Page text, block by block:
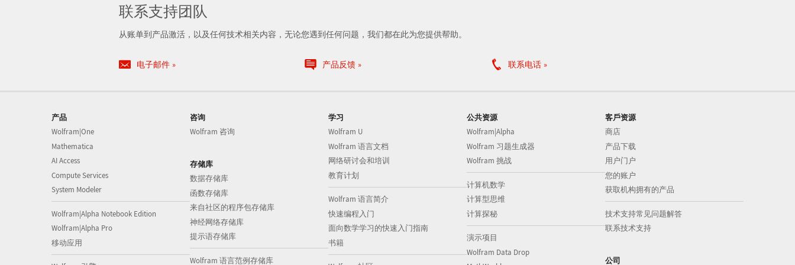
联系支持团队
从账单到产品激活，以及任何技术相关内容，无论您遇到任何问题，我们都在此为您提供帮助。
电子邮件 产品反馈 联系电话
产品
Wolfram|One
Mathematica
AI Access
Compute Services
System Modeler
Wolfram|Alpha Notebook Edition
Wolfram|Alpha Pro
移动应用
咨询
Wolfram 咨询
存储库
数据存储库
函数存储库
来自社区的程序包存储库
神经网络存储库
提示语存储库
Wolfram 语言范例存储库
学习
Wolfram U
Wolfram 语言文档
网络研讨会和培训
教育计划
Wolfram 语言简介
快速编程入门
面向数学学习的快速入门指南
书籍
公共资源
Wolfram|Alpha
Wolfram 习题生成器
Wolfram 挑战
计算机数学
计算型思维
计算探秘
演示项目
Wolfram Data Drop
客戶资源
商店
产品下载
用户门户
您的账户
获取机构拥有的产品
技术支持常见问题解答
联系技术支持
公司